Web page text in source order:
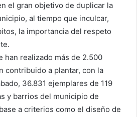
el gran objetivo de duplicar la
al tiempo que inculcar,
la importancia del respeto
han realizado más de 2.500
contribuido a plantar, con la
36.831 ejemplares de 119
y barrios del municipio de
a criterios como el diseño de